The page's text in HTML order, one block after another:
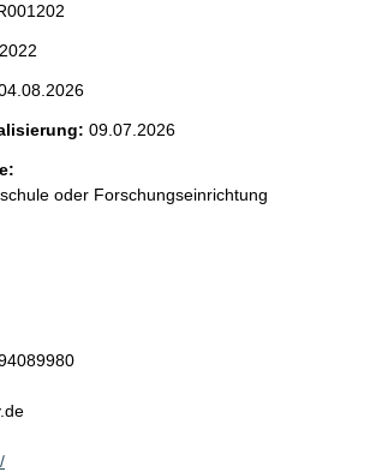
09.07.2026
oder Forschungseinrichtung